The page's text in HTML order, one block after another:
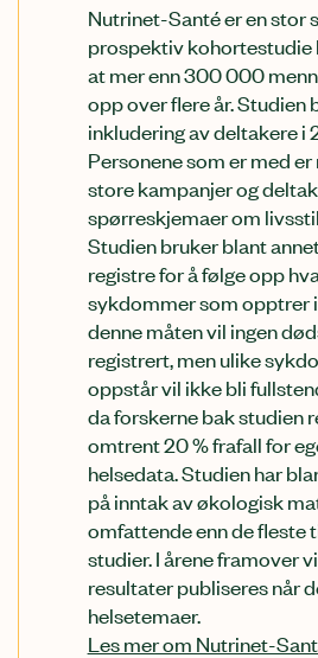
Nutrinet-Santé er en stor
prospektiv kohortestudie
at mer enn 300 000
opp over flere år. Studien
inkludering av deltakere i
Personene som er med
store kampanjer og
spørreskjemaer om
Studien bruker blant
registre for å følge opp
sykdommer som opptrer
denne måten vil ingen
registrert, men ulike
oppstår vil ikke bli
da forskerne bak studien
omtrent 20 % frafall for
helsedata. Studien har
på inntak av økologisk
omfattende enn de fleste
studier. I årene framover
resultater publiseres når
helsetemaer.
Les mer om Nutrinet-